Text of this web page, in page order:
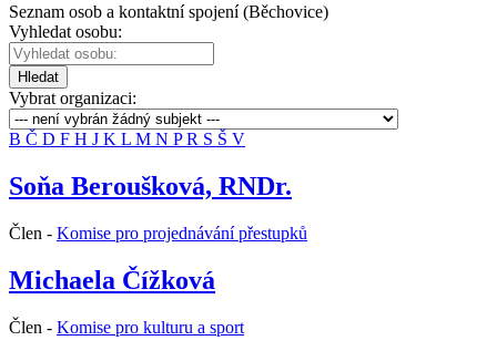
Seznam osob a kontaktní spojení (Běchovice)
Vyhledat osobu:
Hledat
Vybrat organizaci:
B Č D F H J K L M N PR S Š V
Soňa Beroušková, RNDr.
Člen - Komise pro projednávání přestupků
Michaela Čížková
Člen - Komise pro kulturu a sport